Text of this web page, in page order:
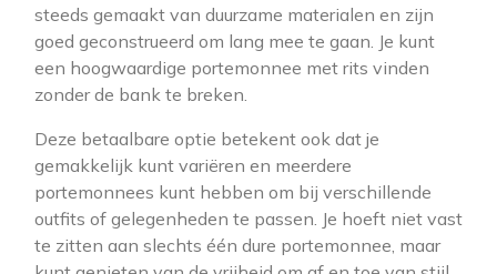
steeds gemaakt van duurzame materialen en zijn
goed geconstrueerd om lang mee te gaan. Je kunt
een hoogwaardige portemonnee met rits vinden
zonder de bank te breken.
Deze betaalbare optie betekent ook dat je
gemakkelijk kunt variëren en meerdere
portemonnees kunt hebben om bij verschillende
outfits of gelegenheden te passen. Je hoeft niet vast
te zitten aan slechts één dure portemonnee, maar